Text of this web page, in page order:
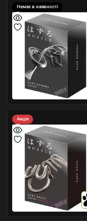
Немає в наявності
Акція